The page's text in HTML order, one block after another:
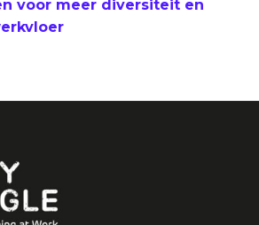
voor meer diversiteit en